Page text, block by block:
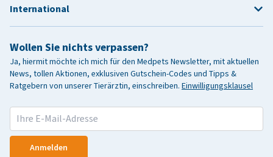
Wollen Sie nichts verpassen?
Ja, hiermit möchte ich mich für den Medpets Newsletter, mit aktuellen
News, tollen Aktionen, exklusiven Gutschein-Codes und Tipps &
Ratgebern von unserer Tierärztin, einschreiben. Einwilligungsklausel
Anmelden
International